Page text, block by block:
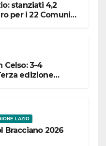
stanziati 4,2
per i 22 Comuni
Celso: 3-4
edizione
LAZIO
Bracciano 2026